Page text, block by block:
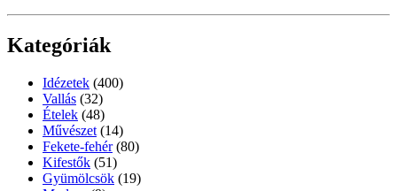
Kategóriák
Idézetek (400)
Vallás (32)
Ételek (48)
Művészet (14)
Fekete-fehér (80)
Kifestők (51)
Gyümölcsök (19)